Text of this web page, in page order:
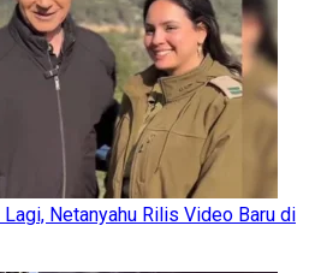
Netanyahu Rilis Video Baru di